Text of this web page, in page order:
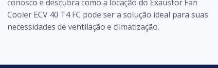
conosco e descubra como a locação do Exaustor Fan
Cooler ECV 40 T4 FC pode ser a solução ideal para suas
necessidades de ventilação e climatização.